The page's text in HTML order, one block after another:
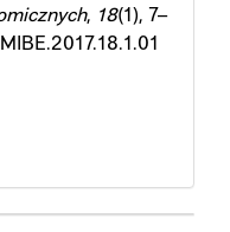
, 18(1), 7–